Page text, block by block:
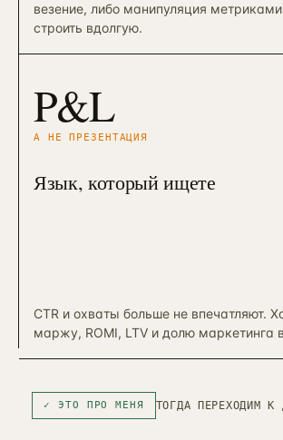
везение, либо манипуляция
строить вдолгую.
P&L
А НЕ ПРЕЗЕНТАЦИЯ
Язык, который ищете
CTR и охваты больше не впечатляют.
маржу, ROMI, LTV и долю маркетинга
✓ ЭТО ПРО МЕНЯ ТОГДА ПЕРЕХОДИМ К